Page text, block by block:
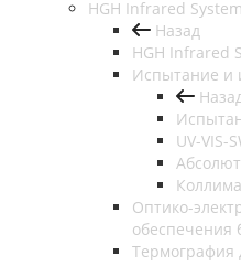
HGH Infrared
Назад
HGH Infrared
Испытание и
UV-VIS-
Оптико-
обеспечения